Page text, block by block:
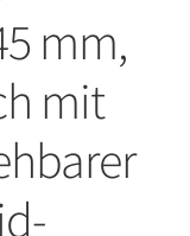
mm,
mit